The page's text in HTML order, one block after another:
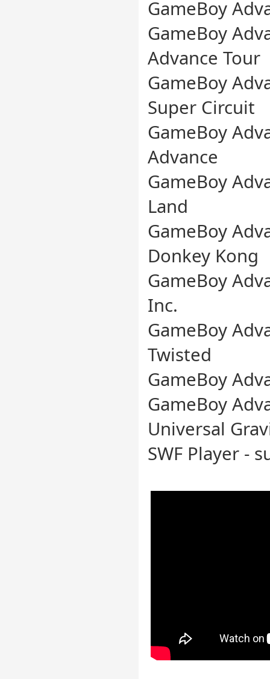
GameBoy
GameBoy
Advance Tour
GameBoy
Super Circuit
GameBoy
Advance
GameBoy
Land
GameBoy
Donkey Kong
GameBoy
Inc.
GameBoy
Twisted
GameBoy
GameBoy
Universal
SWF Player -